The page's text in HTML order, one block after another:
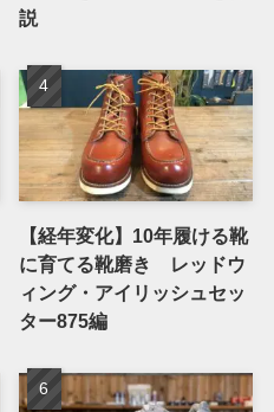
説
【経年変化】10年履ける靴
に育てる靴磨き レッドウ
ィング・アイリッシュセッ
ター875編